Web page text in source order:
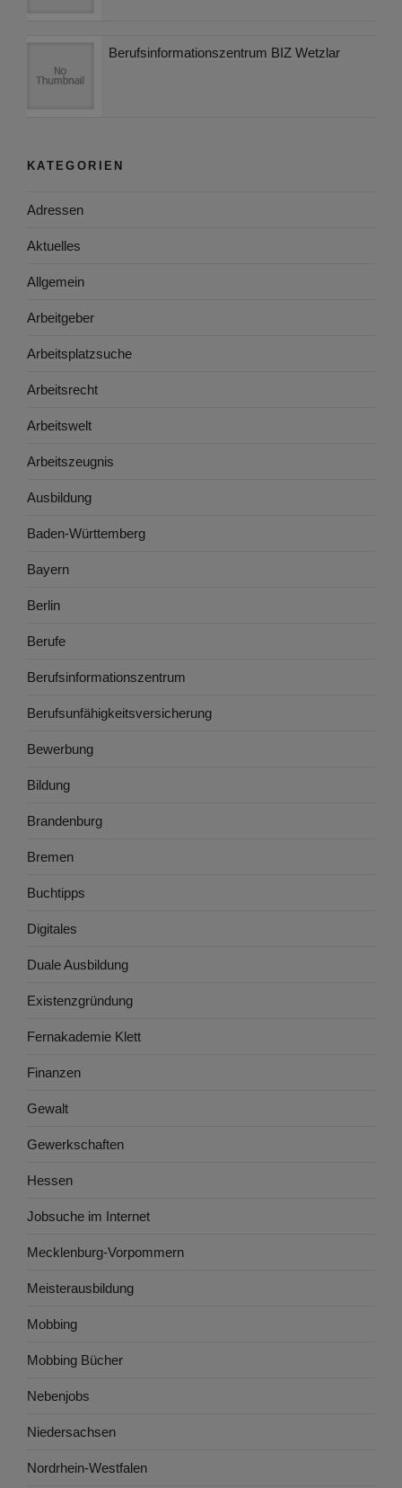
Berufsinformationszentrum BIZ Wetzlar
KATEGORIEN
Adressen
Aktuelles
Allgemein
Arbeitgeber
Arbeitsplatzsuche
Arbeitsrecht
Arbeitswelt
Arbeitszeugnis
Ausbildung
Baden-Württemberg
Bayern
Berlin
Berufe
Berufsinformationszentrum
Berufsunfähigkeitsversicherung
Bewerbung
Bildung
Brandenburg
Bremen
Buchtipps
Digitales
Duale Ausbildung
Existenzgründung
Fernakademie Klett
Finanzen
Gewalt
Gewerkschaften
Hessen
Jobsuche im Internet
Mecklenburg-Vorpommern
Meisterausbildung
Mobbing
Mobbing Bücher
Nebenjobs
Niedersachsen
Nordrhein-Westfalen